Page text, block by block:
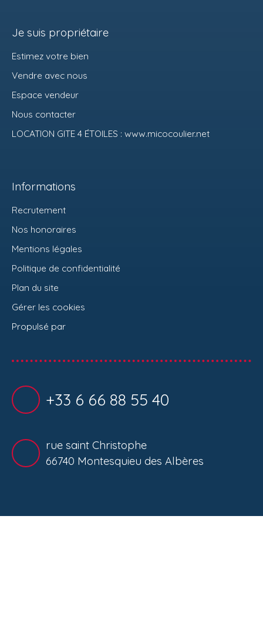
Je suis propriétaire
Estimez votre bien
Vendre avec nous
Espace vendeur
Nous contacter
LOCATION GITE 4 ÉTOILES : www.micocoulier.net
Informations
Recrutement
Nos honoraires
Mentions légales
Politique de confidentialité
Plan du site
Gérer les cookies
Propulsé par
+33 6 66 88 55 40
rue saint Christophe
66740 Montesquieu des Albères